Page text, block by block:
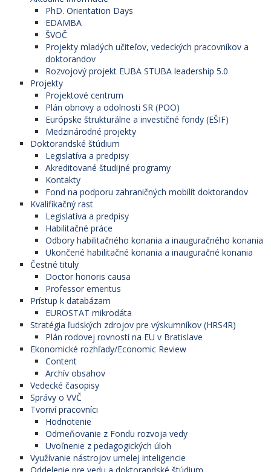
PhD. Orientation Days
EDAMBA
ŠVOČ
Projekty mladých učiteľov, vedeckých pracovníkov a
doktorandov
Rozvojový projekt EUBA STUBA leadership 5.0
Projekty
Projektové centrum
Plán obnovy a odolnosti SR (POO)
Európske štrukturálne a investičné fondy (EŠIF)
Medzinárodné projekty
Doktorandské štúdium
Legislatíva a predpisy
Akreditované študijné programy
Kontakty
Fond na podporu zahraničných mobilít doktorandov
Kvalifikačný rast
Legislatíva a predpisy
Habilitačné práce
Odbory habilitačného konania a inauguračného konania
Ukončené habilitačné konania a inauguračné konania
Čestné tituly
Doctor honoris causa
Professor emeritus
Prístup k databázam
EUROSTAT mikrodáta
Stratégia ľudských zdrojov pre výskumníkov (HRS4R)
Plán rodovej rovnosti na EU v Bratislave
Ekonomické rozhľady/Economic Review
Content
Archív obsahov
Vedecké časopisy
Správy o VVČ
Tvoriví pracovníci
Hodnotenie
Odmeňovanie z Fondu rozvoja vedy
Uvoľnenie z pedagogických úloh
Využívanie nástrojov umelej inteligencie